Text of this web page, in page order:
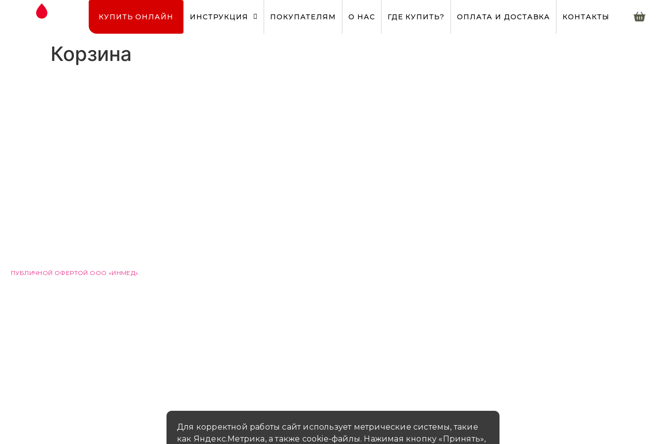
КУПИТЬ ОНЛАЙН ИНСТРУКЦИЯ ПОКУПАТЕЛЯМ О НАС ГДЕ КУПИТЬ? ОПЛАТА И ДОСТАВКА КОНТАКТЫ
Корзина
ПУБЛИЧНОЙ ОФЕРТОЙ ООО «ИНМЕД».
Для корректной работы сайт использует метрические системы, такие
как Яндекс.Метрика, а также cookie-файлы. Нажимая кнопку «Принять»,